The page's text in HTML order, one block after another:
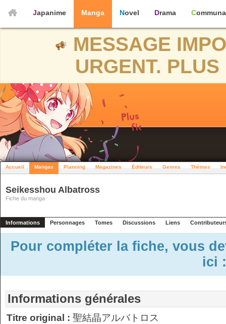
Japanime Manga Novel Drama
MESSAGE
URGENT.
Accueil Mangas Planning Magazines Éditeurs Genres Thèmes
Seikesshou Albatross
Fiche du manga
Informations Personnages Tomes Discussions Liens
Pour compléter la fiche, vous
ici
Informations générales
Titre original : 聖結晶アルバトロス